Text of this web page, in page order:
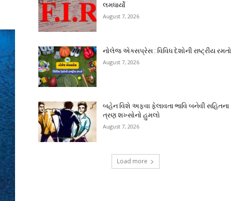
લમધાર્યો
August 7, 2026
નોલેજ એક્સપ્રેસ : વિવિધ દેશોની રાષ્ટ્રીય રમતો
August 7, 2026
બહેન વિશે અફવા ફેલાવતા ભાવિ બનેવી સહિતના
ત્રણ શખ્સોનો હુમલો
August 7, 2026
Load more